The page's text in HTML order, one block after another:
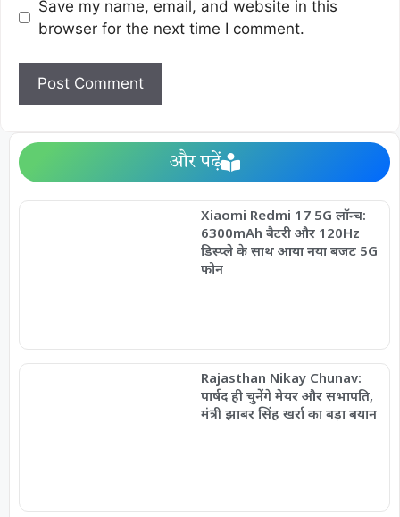
Save my name, email, and website in this
browser for the next time I comment.
और पढ़ें
Xiaomi Redmi 17 5G लॉन्च:
6300mAh बैटरी और 120Hz
डिस्प्ले के साथ आया नया बजट 5G
फोन
Rajasthan Nikay Chunav:
पार्षद ही चुनेंगे मेयर और सभापति,
मंत्री झाबर सिंह खर्रा का बड़ा बयान